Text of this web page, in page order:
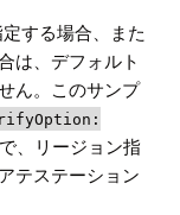
する場合、また
は、デフォルト
ん。このサンプ
、リージョン指
テステーション